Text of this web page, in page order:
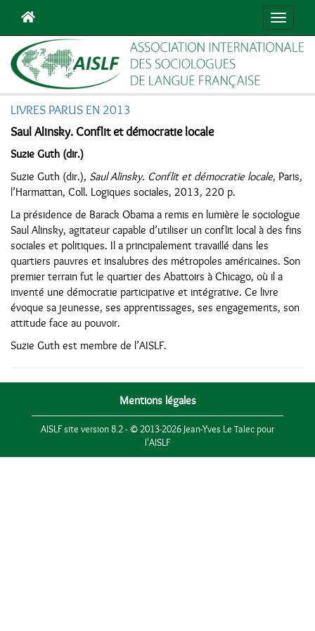
LIVRES PARUS EN 2013
Saul Alinsky. Conflit et démocratie locale
Suzie Guth (dir.)
Suzie Guth (dir.), Saul Alinsky. Conflit et démocratie locale, Paris,
l’Harmattan, Coll. Logiques sociales, 2013, 220 p.
La présidence de Barack Obama a remis en lumière le sociologue
Saul Alinsky, agitateur capable d’utiliser un conflit local à des fins
sociales et politiques. Il a principalement travaillé dans les
quartiers pauvres et insalubres des métropoles américaines. Son
premier terrain fut le quartier des Abattoirs à Chicago, où il a
inventé une démocratie participative et intégrative. Ce livre
évoque sa jeunesse, ses apprentissages, ses engagements, son
attitude face au pouvoir.
Suzie Guth est membre de l’AISLF.
Mentions légales
AISLF site version 8.2 - © 2013-2026 Jean-Yves Le Talec pour
l'AISLF